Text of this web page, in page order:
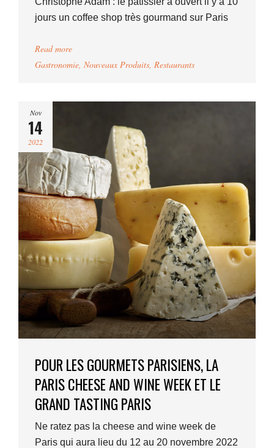
jours un coffee shop très gourmand sur Paris
Read more
Gastronomie, Nouveaux Produits, Restaurants
Nov
14
2022
POUR LES GOURMETS PARISIENS, LA
PARIS CHEESE AND WINE WEEK ET LE
GRAND TASTING PARIS
Ne ratez pas la cheese and wine week de
Paris qui aura lieu du 12 au 20 novembre 2022